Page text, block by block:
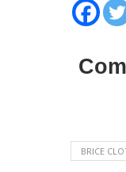
BRICE